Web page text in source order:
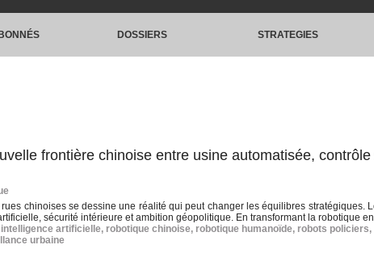
DOSSIERS STRATEGIES
frontière chinoise entre usine automatisée,
chinoises se dessine une réalité qui peut changer les équilibres stratégiques.
sécurité intérieure et ambition géopolitique. En transformant la robotique
intelligence artificielle, robotique chinoise, robotique humanoïde, robots policiers,
urbaine